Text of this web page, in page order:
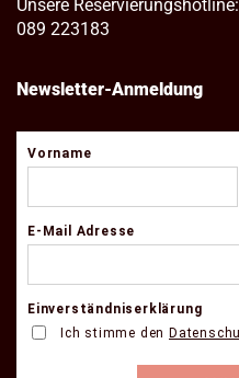
Unsere Reservierungshotline:
089 223183
Newsletter-Anmeldung